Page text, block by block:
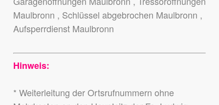
Maulbronn , Schlüssel abgebrochen Maulbronn ,
Aufsperrdienst Maulbronn
Hinweis:
* Weiterleitung der Ortsrufnummern ohne